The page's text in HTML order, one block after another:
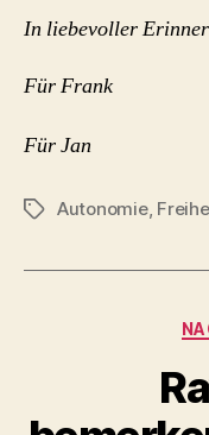
In liebevoller
Für Frank
Für Jan
Schlagwörter
Autonomie,